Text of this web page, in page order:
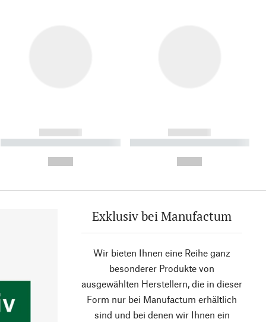
------------
----------- ----------- ----------
------------
----------- ----------- ----------
Exklusiv bei Manufactum
Wir bieten Ihnen eine Reihe ganz
besonderer Produkte von
ausgewählten Herstellern, die in dieser
Form nur bei Manufactum erhältlich
sind und bei denen wir Ihnen ein